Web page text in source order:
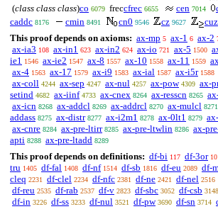
(class class class)co 6079 freccfrec 6655 cen 7014
caddc 8176 cmin 8491 cn0 9546 cz 9627 cuz
This proof depends on axioms: ax-mp 5 ax-1 6 ax-2
ax-ia3 108 ax-in1 623 ax-in2 624 ax-io 721 ax-5 1500
ie1 1546 ax-ie2 1547 ax-8 1557 ax-10 1558 ax-11 1559
ax-4 1563 ax-17 1579 ax-i9 1583 ax-ial 1587 ax-i5r 1588
ax-coll 4244 ax-sep 4247 ax-nul 4257 ax-pow 4309 ax-
setind 4682 ax-iinf 4733 ax-cnex 8264 ax-resscn 8265
ax-icn 8268 ax-addcl 8269 ax-addrcl 8270 ax-mulcl 8271
addass 8275 ax-distr 8277 ax-i2m1 8278 ax-0lt1 8279
ax-cnre 8284 ax-pre-ltirr 8285 ax-pre-ltwlin 8286 ax-
apti 8288 ax-pre-ltadd 8289
This proof depends on definitions: df-bi 117 df-3or
tru 1405 df-fal 1408 df-nf 1514 df-sb 1816 df-eu 2089 df-
cleq 2231 df-clel 2234 df-nfc 2381 df-ne 2421 df-nel 2516
df-reu 2535 df-rab 2537 df-v 2823 df-sbc 3052 df-csb 3148
df-in 3226 df-ss 3233 df-nul 3521 df-pw 3690 df-sn 3714